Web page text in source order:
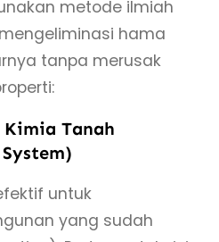
metode ilmiah
hama
tanpa merusak
Tanah
untuk
yang sudah